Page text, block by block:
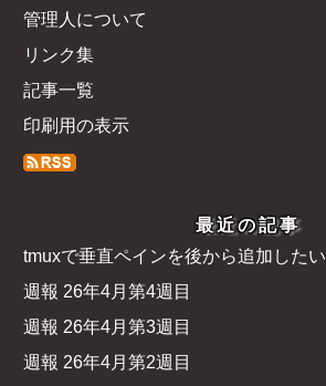
管理人について
リンク集
記事一覧
印刷用の表示
最近の記事
tmuxで垂直ペインを後から追加したい
週報 26年4月第4週目
週報 26年4月第3週目
週報 26年4月第2週目